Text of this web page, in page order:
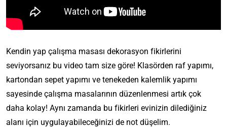
Kendin yap çalışma masası dekorasyon fikirlerini
seviyorsanız bu video tam size göre! Klasörden raf yapımı,
kartondan sepet yapımı ve tenekeden kalemlik yapımı
sayesinde çalışma masalarının düzenlenmesi artık çok
daha kolay! Aynı zamanda bu fikirleri evinizin dilediğiniz
alanı için uygulayabileceğinizi de not düşelim.